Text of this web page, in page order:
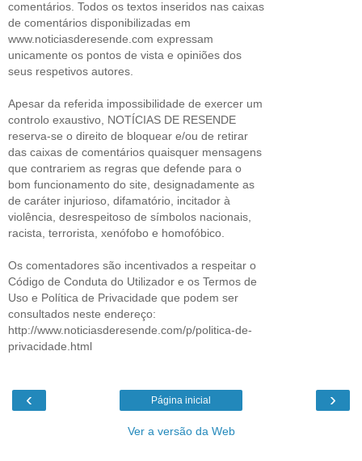
comentários. Todos os textos inseridos nas caixas
de comentários disponibilizadas em
www.noticiasderesende.com expressam
unicamente os pontos de vista e opiniões dos
seus respetivos autores.
Apesar da referida impossibilidade de exercer um
controlo exaustivo, NOTÍCIAS DE RESENDE
reserva-se o direito de bloquear e/ou de retirar
das caixas de comentários quaisquer mensagens
que contrariem as regras que defende para o
bom funcionamento do site, designadamente as
de caráter injurioso, difamatório, incitador à
violência, desrespeitoso de símbolos nacionais,
racista, terrorista, xenófobo e homofóbico.
Os comentadores são incentivados a respeitar o
Código de Conduta do Utilizador e os Termos de
Uso e Política de Privacidade que podem ser
consultados neste endereço:
http://www.noticiasderesende.com/p/politica-de-
privacidade.html
‹ ›
Página inicial
Ver a versão da Web